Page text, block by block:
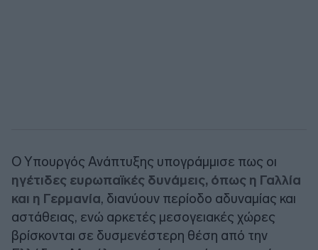
Ο Υπουργός Ανάπτυξης υπογράμμισε πως οι
ηγέτιδες ευρωπαϊκές δυνάμεις, όπως η Γαλλία
και η Γερμανία, διανύουν περίοδο αδυναμίας και
αστάθειας, ενώ αρκετές μεσογειακές χώρες
βρίσκονται σε δυσμενέστερη θέση από την